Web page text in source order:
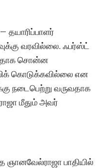
தயாரிப்பாளர்
வரவில்லை. ஃபர்ஸ்ட்
சொன்ன
கொடுக்கவில்லை என
நடைபெற்று வருவதாக
மீதும் அவர்
ஞானவேல்ராஜா பாதியில்